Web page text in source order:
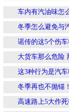
车内有汽油味怎
冬季怎么避免与
谣传的这5个伤
大货车那么危险
这3种行为是汽
冬季再也不抛锚
高速路上5大作